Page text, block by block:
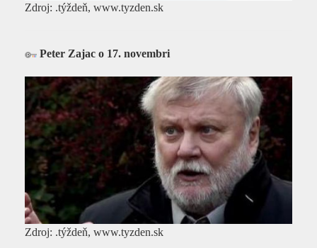
Zdroj: .týždeň, www.tyzden.sk
Peter Zajac o 17. novembri
Zdroj: .týždeň, www.tyzden.sk